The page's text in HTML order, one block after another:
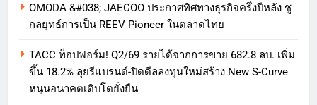
OMODA &#038; JAECOO ประกาศทิศทางธุรกิจครึ่งปีหลัง ชู
กลยุทธ์การเป็น REEV Pioneer ในตลาดไทย
TACC ท็อปฟอร์ม! Q2/69 รายได้จากการขาย 682.8 ลบ. เพิ่ม
ขึ้น 18.2% ลุยรีแบรนด์-ปิดดีลลงทุนใหม่สร้าง New S-Curve
หนุนอนาคตเติบโตยั่งยืน